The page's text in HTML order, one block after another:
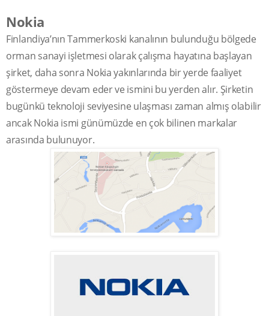
Nokia
Finlandiya’nın Tammerkoski kanalının bulunduğu bölgede
orman sanayi işletmesi olarak çalışma hayatına başlayan
şirket, daha sonra Nokia yakınlarında bir yerde faaliyet
göstermeye devam eder ve ismini bu yerden alır. Şirketin
bugünkü teknoloji seviyesine ulaşması zaman almış olabilir
ancak Nokia ismi günümüzde en çok bilinen markalar
arasında bulunuyor.